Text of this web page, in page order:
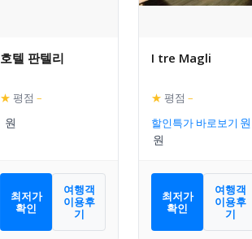
호텔 판텔리
★ 평점 –
최저가
확인
여행객
이용후
기
I tre Magli
★ 평점 –
할인특가 바로보기
최저가
확인
여행객
이용후
기